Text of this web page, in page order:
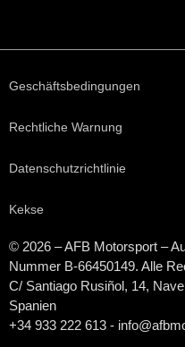
Geschäftsbedingungen
Rechtliche Warnung
Datenschutzrichtlinie
Kekse
© 2026 – AFB Motorsport –
Nummer B-66450149. Alle
C/ Santiago Rusiñol, 14,
Spanien
+34 933 222 613 -